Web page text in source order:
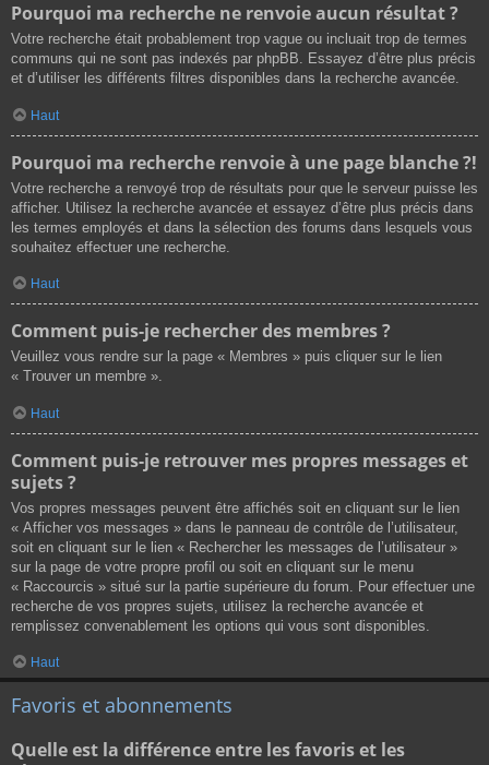
Pourquoi ma recherche ne renvoie aucun résultat ?
Votre recherche était probablement trop vague ou incluait trop de termes
communs qui ne sont pas indexés par phpBB. Essayez d’être plus précis
et d’utiliser les différents filtres disponibles dans la recherche avancée.
Haut
Pourquoi ma recherche renvoie à une page blanche ?!
Votre recherche a renvoyé trop de résultats pour que le serveur puisse les
afficher. Utilisez la recherche avancée et essayez d’être plus précis dans
les termes employés et dans la sélection des forums dans lesquels vous
souhaitez effectuer une recherche.
Haut
Comment puis-je rechercher des membres ?
Veuillez vous rendre sur la page « Membres » puis cliquer sur le lien
« Trouver un membre ».
Haut
Comment puis-je retrouver mes propres messages et
sujets ?
Vos propres messages peuvent être affichés soit en cliquant sur le lien
« Afficher vos messages » dans le panneau de contrôle de l’utilisateur,
soit en cliquant sur le lien « Rechercher les messages de l’utilisateur »
sur la page de votre propre profil ou soit en cliquant sur le menu
« Raccourcis » situé sur la partie supérieure du forum. Pour effectuer une
recherche de vos propres sujets, utilisez la recherche avancée et
remplissez convenablement les options qui vous sont disponibles.
Haut
Favoris et abonnements
Quelle est la différence entre les favoris et les